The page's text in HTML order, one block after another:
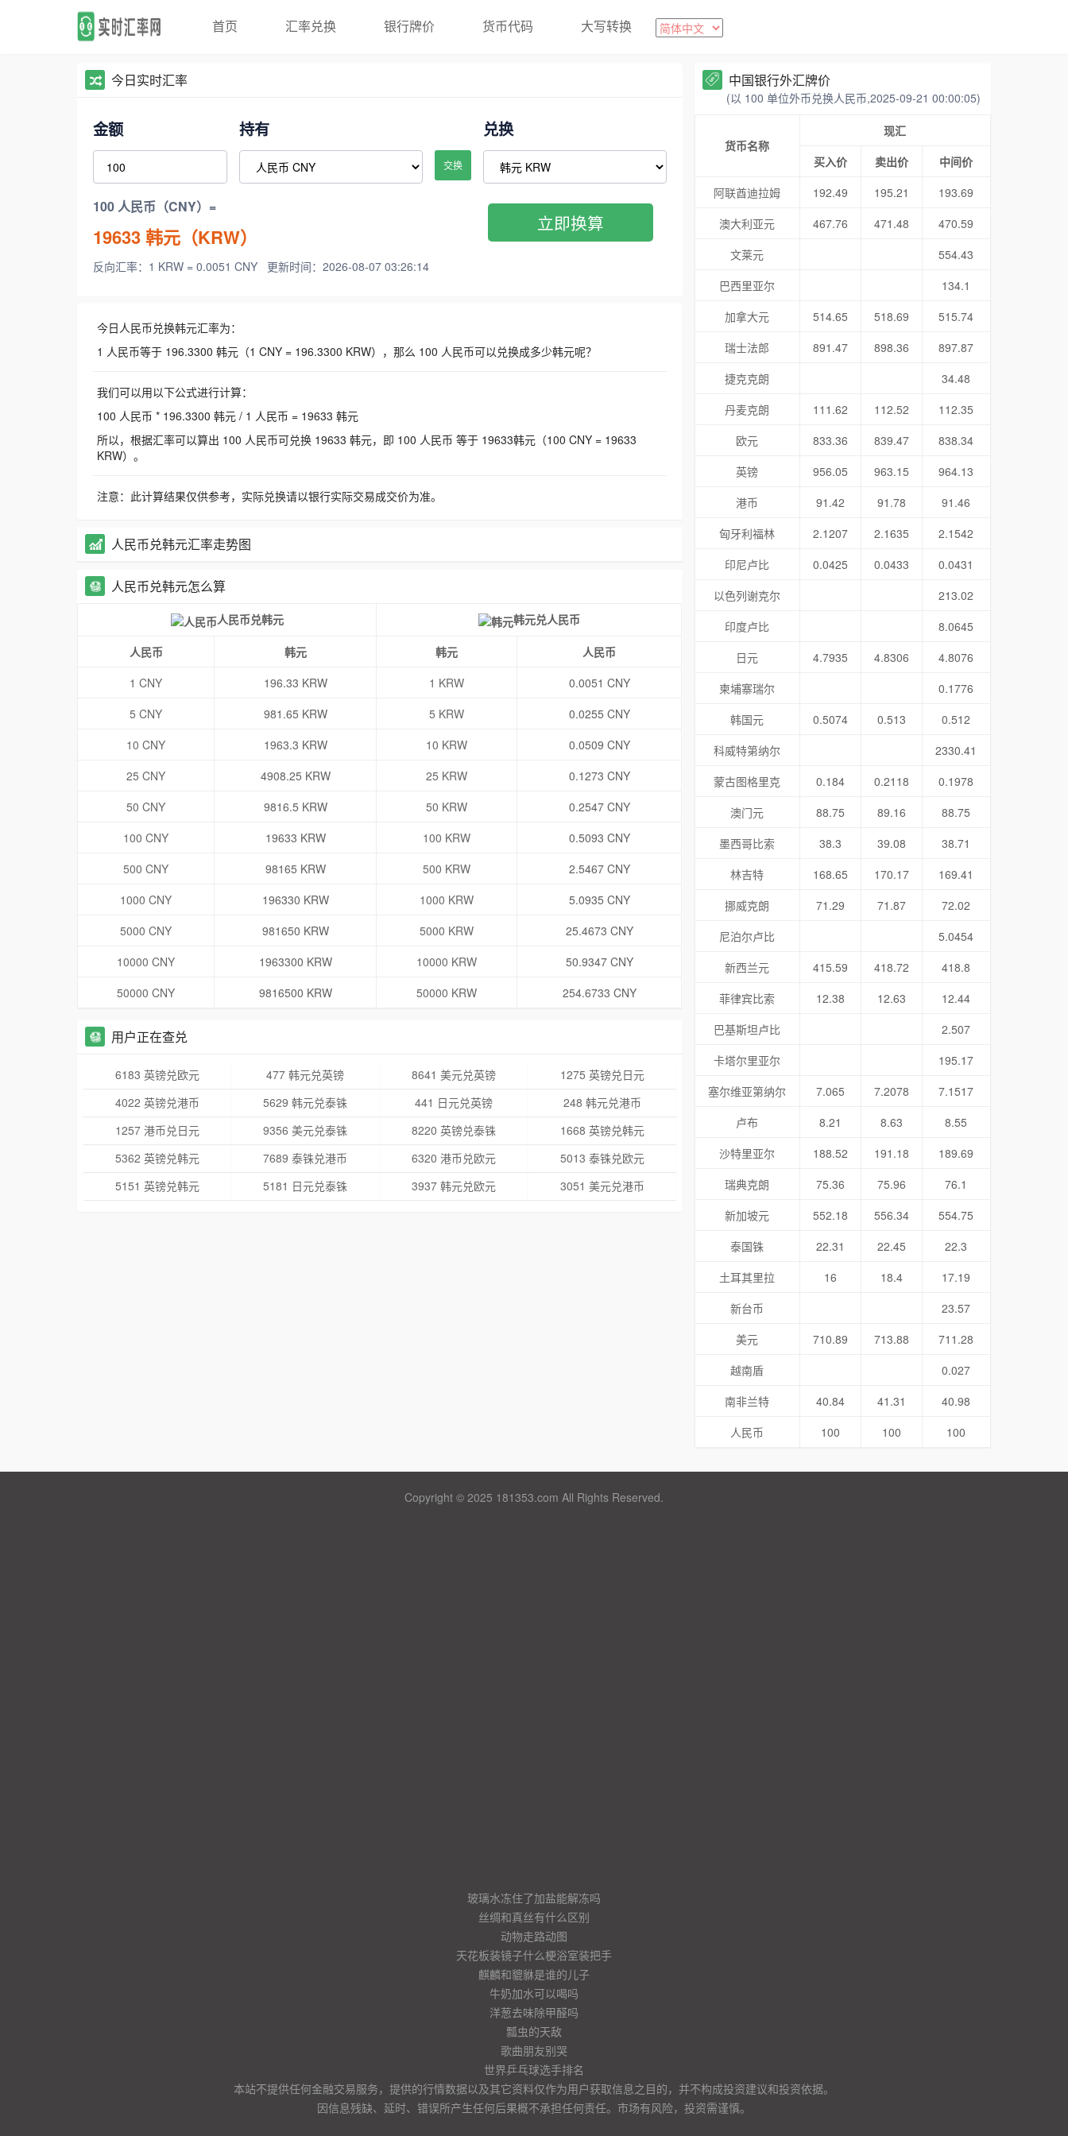
首页 汇率兑换 银行牌价 货币代码 大写转换
今日实时汇率
金额 持有
交换
兑换
100 人民币（CNY）=
19633韩元（KRW）
反向汇率：1 KRW = 0.0051 CNY 更新时间：2026-08-07 03:26:14
立即换算
今日人民币兑换韩元汇率为：
1 人民币等于 196.3300 韩元（1 CNY = 196.3300 KRW），那么 100 人民币可以兑换成多少韩元呢？
我们可以用以下公式进行计算：
100 人民币 * 196.3300 韩元 / 1 人民币 = 19633 韩元
所以，根据汇率可以算出 100 人民币可兑换 19633 韩元，即 100 人民币 等于 19633韩元（100 CNY = 19633
KRW）。
注意：此计算结果仅供参考，实际兑换请以银行实际交易成交价为准。
人民币兑韩元汇率走势图
人民币兑韩元怎么算
人民币兑韩元 韩元兑人民币
人民币 韩元 韩元
人民币
1 CNY
196.33 KRW 1 KRW
0.0051 CNY
5 CNY
981.65 KRW 5 KRW
0.0255 CNY
10 CNY
1963.3 KRW 10 KRW
0.0509 CNY
25 CNY
4908.25 KRW 25 KRW
0.1273 CNY
50 CNY
9816.5 KRW 50 KRW
0.2547 CNY
100 CNY
19633 KRW 100 KRW
0.5093 CNY
500 CNY
98165 KRW 500 KRW
2.5467 CNY
1000 CNY
196330 KRW 1000 KRW
5.0935 CNY
5000 CNY
981650 KRW 5000 KRW
25.4673 CNY
10000 CNY
1963300 KRW 10000 KRW
50.9347 CNY
50000 CNY
9816500 KRW 50000 KRW 254.6733 CNY
用户正在查兑
6183 英镑兑欧元 477 韩元兑英镑 8641 美元兑英镑
1275 英镑兑日元
4022 英镑兑港币
5629 韩元兑泰铢 441 日元兑英镑
248 韩元兑港币
1257 港币兑日元
9356 美元兑泰铢 8220 英镑兑泰铢
1668 英镑兑韩元
5362 英镑兑韩元
7689 泰铢兑港币 6320 港币兑欧元
5013 泰铢兑欧元
5151 英镑兑韩元
5181 日元兑泰铢 3937 韩元兑欧元 3051 美元兑港币
中国银行外汇牌价
(以 100 单位外币兑换人民币,2025-09-21 00:00:05)
货币名称
现汇
买入价
卖出价
中间价
阿联酋迪拉姆
192.49 195.21
193.69
澳大利亚元
467.76 471.48
470.59
文莱元
554.43
巴西里亚尔
134.1
加拿大元
514.65 518.69
515.74
瑞士法郎
891.47 898.36
897.87
捷克克朗
34.48
丹麦克朗
111.62 112.52
112.35
欧元
833.36 839.47
838.34
英镑
956.05 963.15
964.13
港币
91.42 91.78
91.46
匈牙利福林
2.1207 2.1635
2.1542
印尼卢比
0.0425 0.0433
0.0431
以色列谢克尔
213.02
印度卢比
8.0645
日元
4.7935 4.8306
4.8076
柬埔寨瑞尔
0.1776
韩国元
0.5074 0.513
0.512
科威特第纳尔
2330.41
蒙古图格里克
0.184 0.2118
0.1978
澳门元
88.75 89.16
88.75
墨西哥比索
38.3 39.08
38.71
林吉特
168.65 170.17
169.41
挪威克朗
71.29 71.87
72.02
尼泊尔卢比
5.0454
新西兰元
415.59 418.72
418.8
菲律宾比索
12.38 12.63
12.44
巴基斯坦卢比
2.507
卡塔尔里亚尔
195.17
塞尔维亚第纳尔
7.065 7.2078
7.1517
卢布
8.21 8.63
8.55
沙特里亚尔
188.52 191.18
189.69
瑞典克朗
75.36 75.96
76.1
新加坡元
552.18 556.34
554.75
泰国铢
22.31 22.45
22.3
土耳其里拉
16 18.4
17.19
新台币
23.57
美元
710.89 713.88
711.28
越南盾
0.027
南非兰特
40.84 41.31
40.98
人民币
100 100 100
Copyright © 2025 181353.com All Rights Reserved.
玻璃水冻住了加盐能解冻吗
丝绸和真丝有什么区别
动物走路动图
天花板装镜子什么梗浴室装把手
麒麟和貔貅是谁的儿子
牛奶加水可以喝吗
洋葱去味除甲醛吗
瓢虫的天敌
歌曲朋友别哭
世界乒乓球选手排名
本站不提供任何金融交易服务，提供的行情数据以及其它资料仅作为用户获取信息之目的，并不构成投资建议和投资依据。
因信息残缺、延时、错误所产生任何后果概不承担任何责任。市场有风险，投资需谨慎。